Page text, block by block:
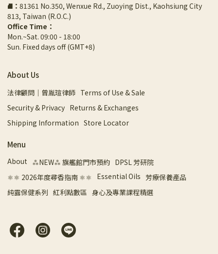
⛘ ： 81361 No.350, Wenxue Rd., Zuoying Dist., Kaohsiung City
813, Taiwan (R.O.C.)
Office Time：
Mon.~Sat. 09:00 - 18:00
Sun. Fixed days off (GMT+8)
About Us
法律顧問｜曾胤瑄律師 Terms of Use & Sale
Security & Privacy Returns & Exchanges
Shipping Information Store Locator
Menu
About ⁂NEW⁂ 旗艦館門市預約 DPSL 芳研院
⚛︎⚛︎ 2026年度尋香指南 ⚛︎⚛︎
Essential Oils 芳療保養產品
純露保健系列 紅利點數區 身心及專業課程精選